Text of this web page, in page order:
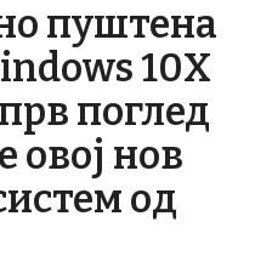
пуштена
10X
поглед
овој нов
од